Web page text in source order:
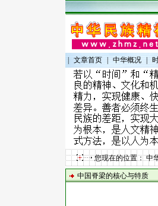
文章首页 中华概况
您现在的位置：中
中国脊梁的核心与特质